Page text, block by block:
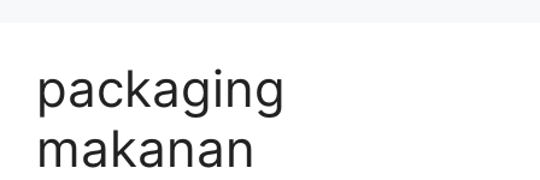
packaging
makanan